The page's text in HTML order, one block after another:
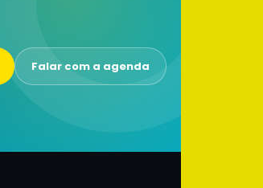
Falar com a agenda